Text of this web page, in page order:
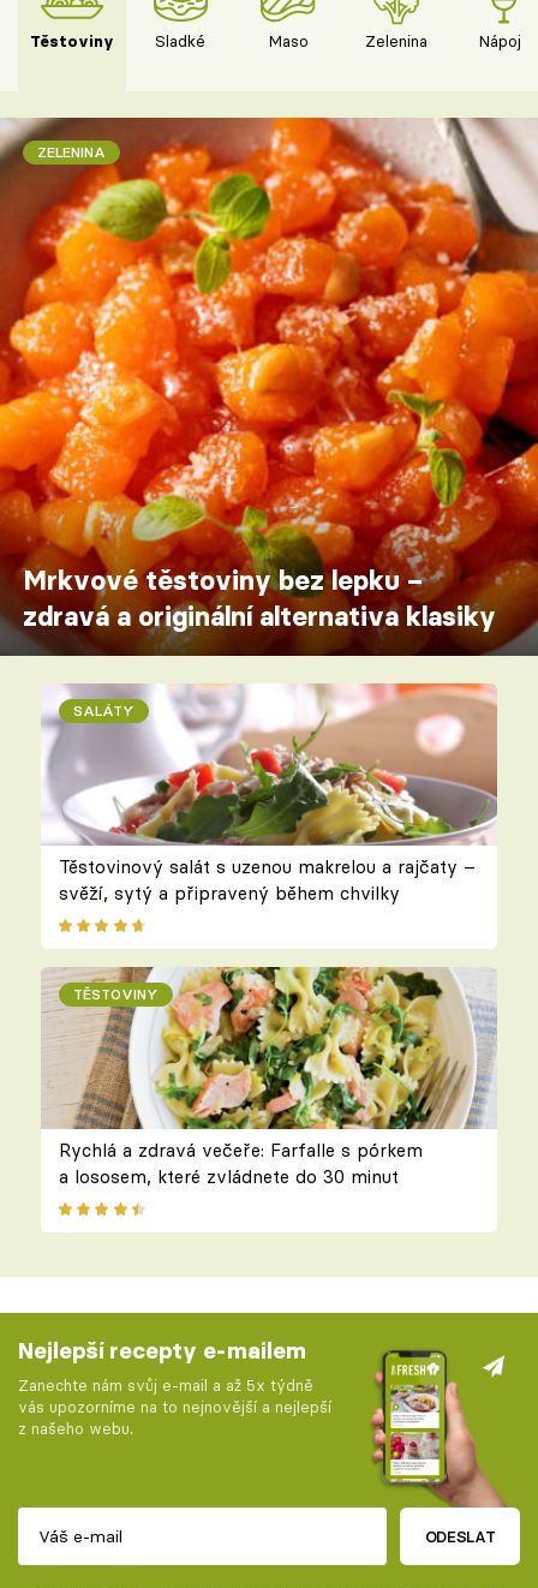
Těstoviny Sladké Maso Zelenina Nápoje
ZELENINA
Mrkvové těstoviny bez lepku –
zdravá a originální alternativa klasiky
SALÁTY
Těstovinový salát s uzenou makrelou a rajčaty –
svěží, sytý a připravený během chvilky
TĚSTOVINY
Rychlá a zdravá večeře: Farfalle s pórkem
a lososem, které zvládnete do 30 minut
Nejlepší recepty e-mailem
Zanechte nám svůj e-mail a až 5x týdně
vás upozorníme na to nejnovější a nejlepší
z našeho webu.
ODESLAT